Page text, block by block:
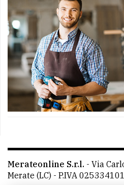
Merateonline S.r.l. - Via
Merate (LC) - P.IVA